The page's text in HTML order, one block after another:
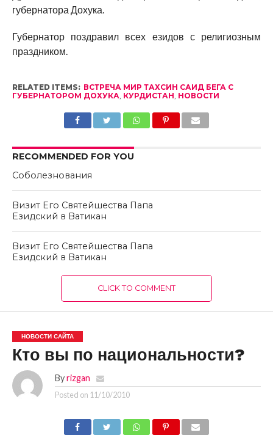
губернатора Дохука.
Губернатор поздравил всех езидов с религиозным
праздником.
RELATED ITEMS: ВСТРЕЧА МИР ТАХСИН САИД БЕГА С
ГУБЕРНАТОРОМ ДОХУКА, КУРДИСТАН, НОВОСТИ
RECOMMENDED FOR YOU
Соболезнования
Визит Его Святейшества Папа
Езидский в Ватикан
Визит Его Святейшества Папа
Езидский в Ватикан
CLICK TO COMMENT
НОВОСТИ САЙТА
Кто вы по национальности?
By rizgan
Posted on 11/10/2010